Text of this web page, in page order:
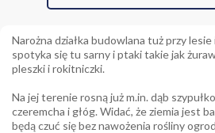
Narożna działka budowlana tuż przy lesie
spotyka się tu sarny i ptaki takie jak
pleszki i rokitniczki.
Na jej terenie rosną już m.in. dąb
czeremcha i głóg. Widać, że ziemia jest
będą czuć się bez nawożenia rośliny